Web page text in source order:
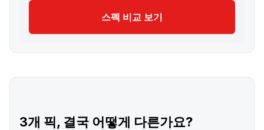
스펙 비교 보기
3개 픽, 결국 어떻게 다른가요?